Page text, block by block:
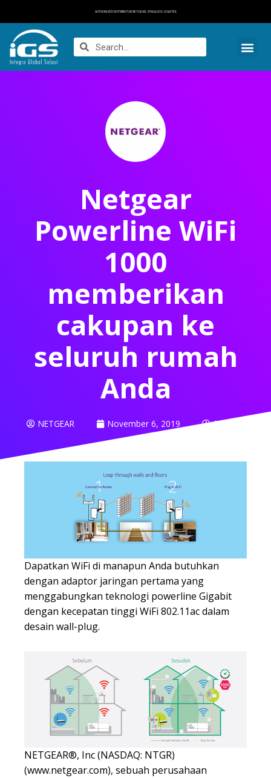
AUTHORIZED DISTRIBUTOR NETGEAR, SYNOLOGY, VOLKTEK
Netgear
Powerline WiFi
1000
memberikan
cakupan ke
seluruh rumah
Anda
NETGEAR November 6, 2019 9:09 am
Dapatkan WiFi di manapun Anda butuhkan
dengan adaptor jaringan pertama yang
menggabungkan teknologi powerline Gigabit
dengan kecepatan tinggi WiFi 802.11ac dalam
desain wall-plug.
NETGEAR®, Inc (NASDAQ: NTGR)
(www.netgear.com), sebuah perusahaan